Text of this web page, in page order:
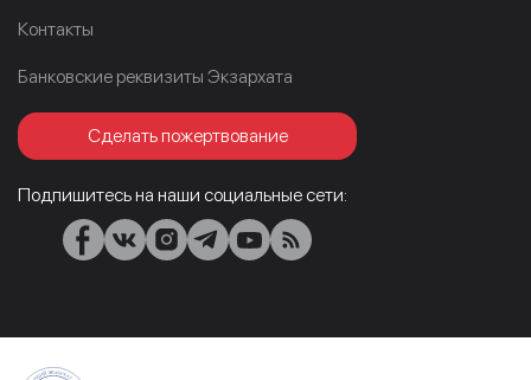
Контакты
Банковские реквизиты Экзархата
Сделать пожертвование
Подпишитесь на наши социальные сети: